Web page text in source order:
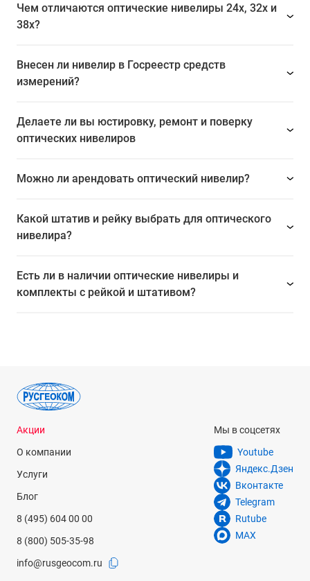
Чем отличаются оптические нивелиры 24x, 32x и
38x?
Внесен ли нивелир в Госреестр средств
измерений?
Делаете ли вы юстировку, ремонт и поверку
оптических нивелиров
Можно ли арендовать оптический нивелир?
Какой штатив и рейку выбрать для оптического
нивелира?
Есть ли в наличии оптические нивелиры и
комплекты с рейкой и штативом?
Акции
О компании
Услуги
Блог
8 (495) 604 00 00
8 (800) 505-35-98
info@rusgeocom.ru
Мы в соцсетях
Youtube
Яндекс.Дзен
Вконтакте
Telegram
Rutube
MAX